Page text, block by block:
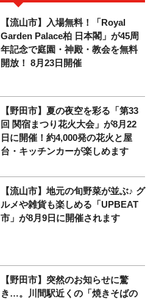
【流山市】入場無料！「Royal
Garden Palace柏 日本閣」が45周
年記念で庭園・神殿・教会を無料
開放！ 8月23日開催
【野田市】夏の夜空を彩る「第33
回 関宿まつり花火大会」が8月22
日に開催！約4,000発の花火と屋
台・キッチンカーが楽しめます
【流山市】地元の旬野菜が並ぶ♪ グ
ルメや雑貨も楽しめる「UPBEAT
市」が8月9日に開催されます
【野田市】突然のお知らせに驚
き…。川間駅近くの「焼きそばの